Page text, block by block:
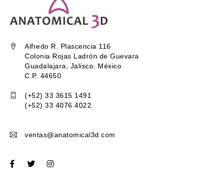
Alfredo R. Plascencia 116
Colonia Rojas Ladrón de Guevara
Guadalajara, Jalisco. México
C.P. 44650
(+52) 33 3615 1491
(+52) 33 4076 4022
ventas@anatomical3d.com